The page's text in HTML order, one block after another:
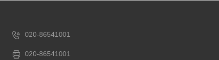
020-86541001
020-86541001